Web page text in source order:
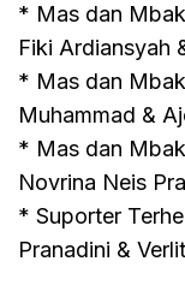
* Mas dan
Fiki Ardiansyah
* Mas dan
Muhammad &
* Mas dan
Novrina Neis
* Suporter
Pranadini &